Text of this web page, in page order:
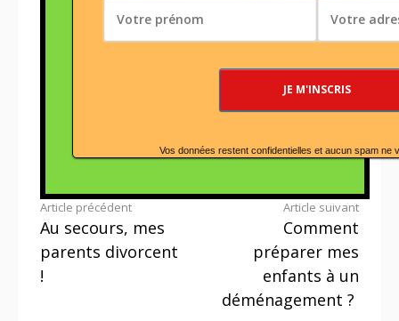
Vos données restent confidentielles et aucun spam ne
Lire
la
suite
Article précédent
Au secours, mes
parents divorcent
!
Article suivant
Comment
préparer mes
enfants à un
déménagement ?